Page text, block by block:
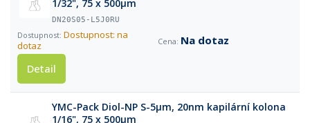
1/32", 75 x 500µm
DN20S05-L5J0RU
Dostupnost: na
dotaz
Na dotaz
Detail
YMC-Pack Diol-NP S-5µm, 20nm kapilární kolona
1/16", 75 x 500µm